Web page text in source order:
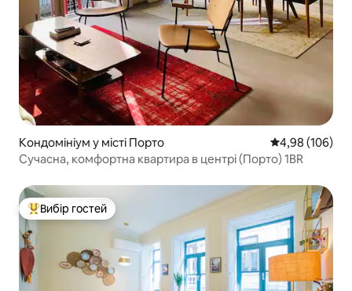
Кондомініум у місті Порто Середня
4,98 (106)
Сучасна, комфортна квартира в центрі (Порто) 1BR
Топ вибір гостей
Вибір гостей